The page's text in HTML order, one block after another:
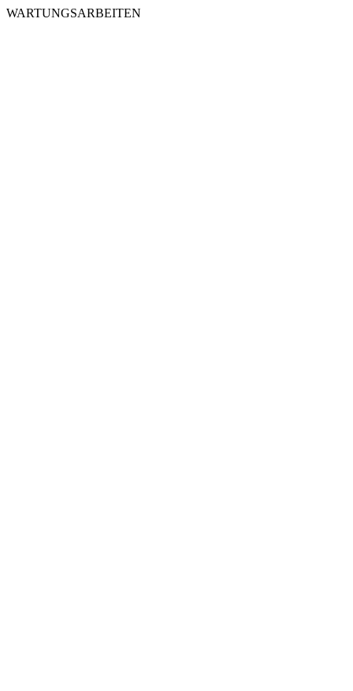
WARTUNGSARBEITEN